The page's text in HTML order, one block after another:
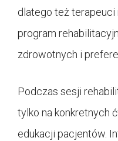
dlatego też
program
zdrowotnych i
Podczas sesji
tylko na konkretnych
edukacji pacjentów.